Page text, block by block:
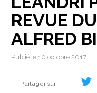
REVUE
ALFRED
Publié le 10 octobre 2017
Partager sur